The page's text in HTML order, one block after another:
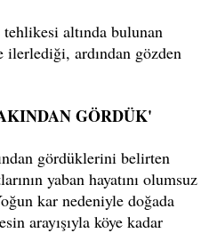
altında bulunan
ilerlediği, ardından gözden
GÖRDÜK'
gördüklerini belirten
yaban hayatını olumsuz
kar nedeniyle doğada
arayışıyla köye kadar